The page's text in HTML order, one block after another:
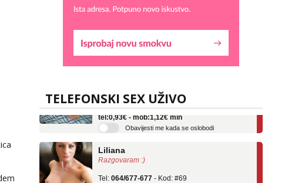
TELEFONSKI SEX UŽIVO
Lucija
Tel:064/677-677 - Kod: #136
tel:0,93€ - mob:1,12€ min
Obavijesti me kada se oslobodi
Razgovaram :)
tel:0,93€ - mob:1,12€ min